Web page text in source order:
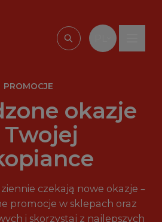
Wpisz, czego
PROMOCJE
okazje
czekają nowe okazje –
promocje w sklepach oraz
i skorzystaj z najlepszych